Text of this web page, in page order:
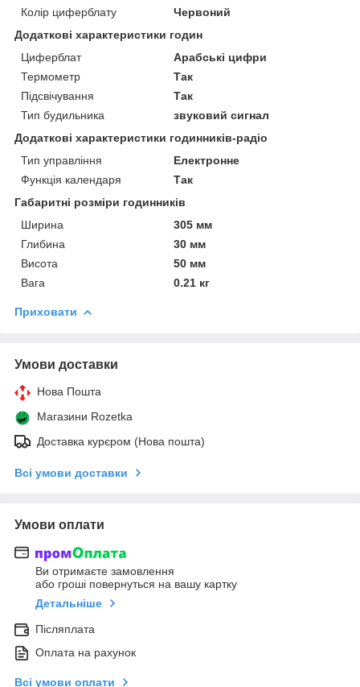
Колір циферблату
Червоний
Додаткові характеристики годин
Циферблат
Арабські цифри
Термометр
Так
Підсвічування
Так
Тип будильника
звуковий сигнал
Додаткові характеристики годинників-радіо
Тип управління
Електронне
Функція календаря
Так
Габаритні розміри годинників
Ширина
305 мм
Глибина
30 мм
Висота
50 мм
Вага
0.21 кг
Приховати
Умови доставки
Нова Пошта
Магазини Rozetka
Доставка курєром (Нова пошта)
Всі умови доставки
Умови оплати
Ви отримаєте замовлення
або гроші повернуться на вашу картку
Детальніше
Післяплата
Оплата на рахунок
Всі умови оплати